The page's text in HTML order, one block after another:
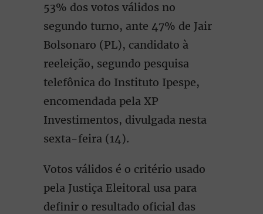
53% dos votos válidos no
segundo turno, ante 47% de Jair
Bolsonaro (PL), candidato à
reeleição, segundo pesquisa
telefônica do Instituto Ipespe,
encomendada pela XP
Investimentos, divulgada nesta
sexta-feira (14).
Votos válidos é o critério usado
pela Justiça Eleitoral usa para
definir o resultado oficial das